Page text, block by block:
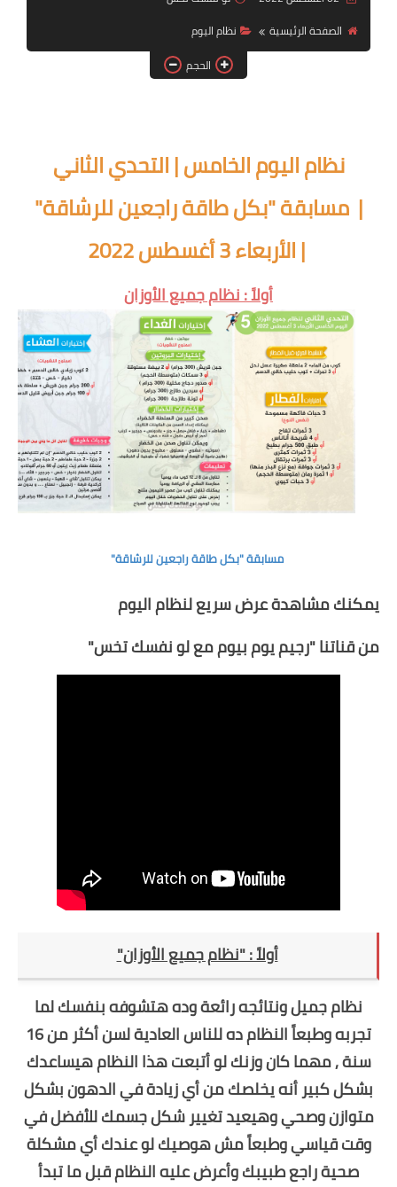
أنظمة شهر رمضان
وصفات الطعام
Diet plan
الصفحة الرئيسية
نظام اليوم
الحجم
نظام اليوم الخامس | التحدي الثاني
| مسابقة "بكل طاقة راجعين للرشاقة"
| الأربعاء 3 أغسطس 2022
أولاً : نظام جميع الأوزان
مسابقة "بكل طاقة راجعين للرشاقة"
يمكنك مشاهدة عرض سريع لنظام اليوم
من قناتنا "رجيم يوم بيوم مع لو نفسك تخس"
أولاً : "نظام جميع الأوزان"
نظام جميل ونتائجه رائعة وده هتشوفه بنفسك لما
تجربه وطبعاً النظام ده للناس العادية لسن أكثر من 16
سنة , مهما كان وزنك لو أتبعت هذا النظام هيساعدك
بشكل كبير أنه يخلصك من أي زيادة في الدهون بشكل
متوازن وصحي وهيعيد تغيير شكل جسمك للأفضل في
وقت قياسي وطبعاً مش هوصيك لو عندك أي مشكلة
صحية راجع طبيبك وأعرض عليه النظام قبل ما تبدأ